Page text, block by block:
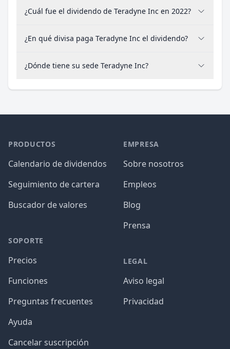
¿Cuál fue el dividendo de Teradyne Inc en 2022?
¿En qué divisa paga Teradyne Inc el dividendo?
¿Dónde tiene su sede Teradyne Inc?
PRODUCTOS
Calendario de dividendos
Seguimiento de cartera
Buscador de valores
SOPORTE
Precios
Funciones
Preguntas frecuentes
Ayuda
Cancelar suscripción
EMPRESA
Sobre nosotros
Empleos
Blog
Prensa
LEGAL
Aviso legal
Privacidad